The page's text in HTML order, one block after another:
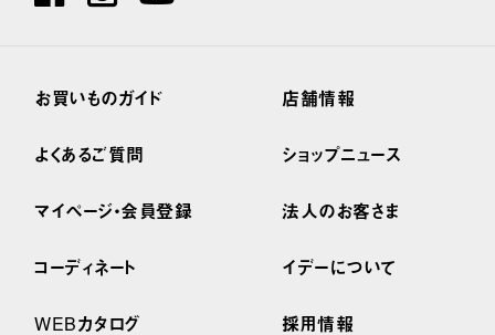
お買いものガイド
よくあるご質問
マイページ・会員登録
コーディネート
WEBカタログ
店舗情報
ショップニュース
法人のお客さま
イデーについて
採用情報